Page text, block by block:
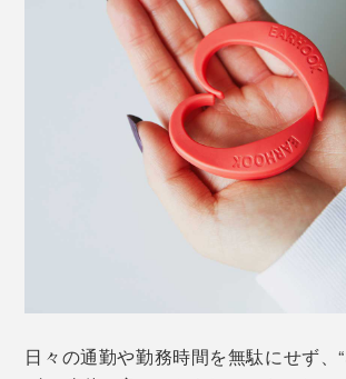
日々の通勤や勤務時間を無駄にせず、